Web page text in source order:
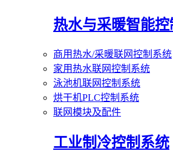
热水与采暖智能控
商用热水/采暖联网控制系统
家用热水联网控制系统
泳池机联网控制系统
烘干机PLC控制系统
联网模块及配件
工业制冷控制系统